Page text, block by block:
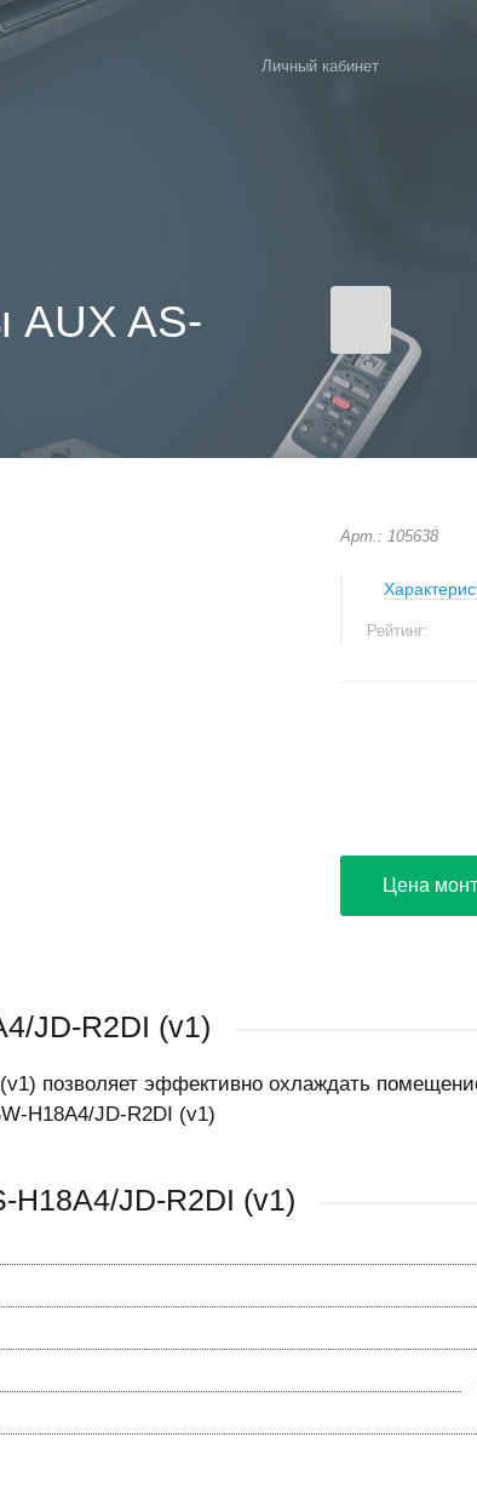
Личный кабинет
AUX AS-
Арт.: 105638
Рейтинг:
Цена
JD-R2DI (v1)
позволяет эффективно охлаждать
H18A4/JD-R2DI (v1)
H18A4/JD-R2DI (v1)